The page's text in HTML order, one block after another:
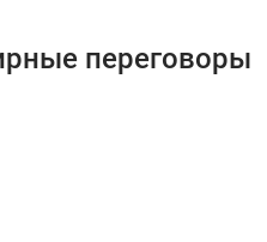
переговоры